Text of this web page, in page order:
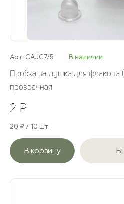
Арт. CAUC7/5 В наличии
Пробка заглушка для флакона
прозрачная
2 ₽
20 ₽ / 10 шт.
В корзину